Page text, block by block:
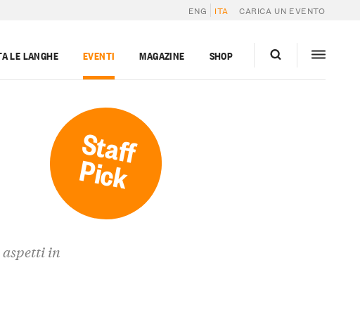
ENG ITA CARICA UN EVENTO
LE LANGHE EVENTI MAGAZINE SHOP
Staff
Pick
aspetti in